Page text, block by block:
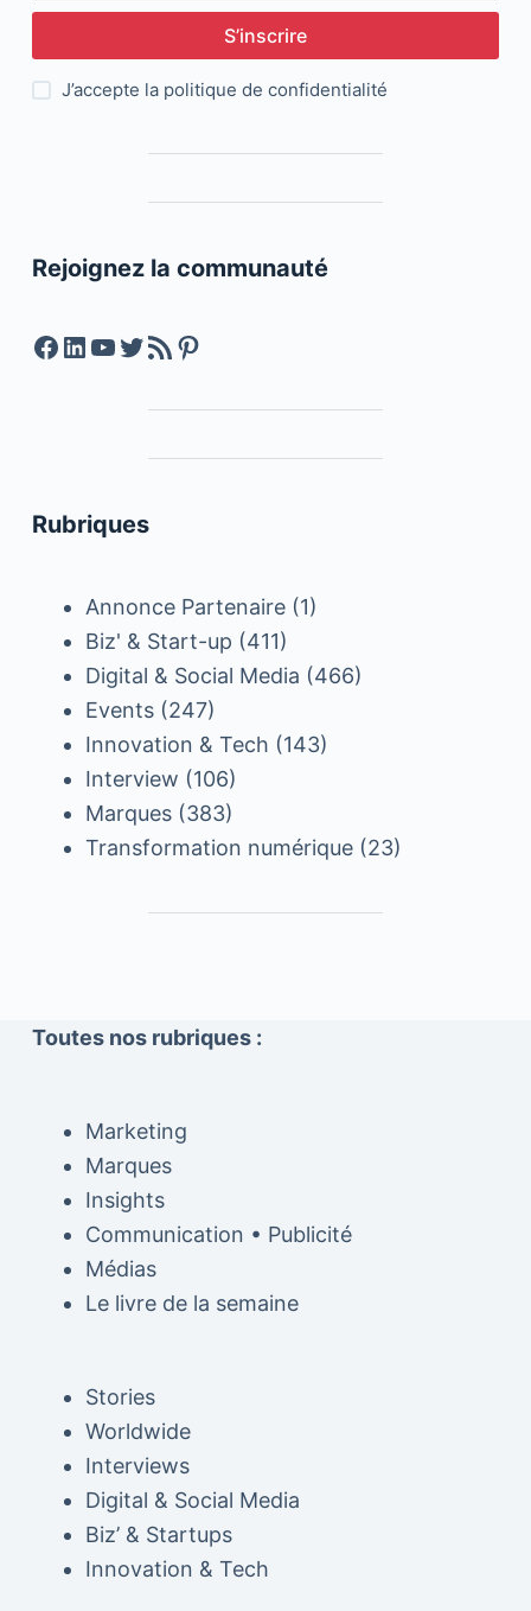
S’inscrire
J’accepte la politique de confidentialité
Rejoignez la communauté
Facebook
LinkedIn
YouTube
Twitter
Feed RSSPinterest
Rubriques
Annonce Partenaire(1)
Biz' & Start-up (411)
Digital & Social Media (466)
Events(247)
Innovation & Tech (143)
Interview (106)
Marques(383)
Transformation numérique(23)
Toutes nos rubriques :
Marketing
Marques
Insights
Communication • Publicité
Médias
Le livre de la semaine
Stories
Worldwide
Interviews
Digital & Social Media
Biz’ & Startups
Innovation & Tech